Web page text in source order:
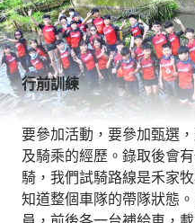
行前訓練
要參加活動，要參加甄選
及騎乘的經歷。錄取後會
騎，我們試騎路線是禾家
知道整個車隊的帶隊狀態